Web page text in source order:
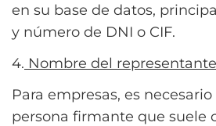
en su base de datos,
y número de DNI o CIF.
4. Nombre del
Para empresas, es
persona firmante que suele